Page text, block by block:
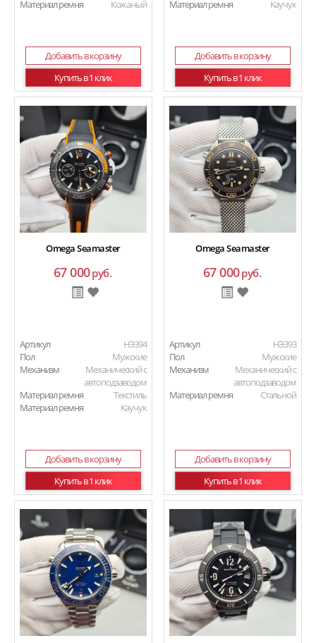
Материал ремня
Кожаный
Добавить в корзину
Купить в 1 клик
Материал ремня
Каучук
Добавить в корзину
Купить в 1 клик
Omega Seamaster
67 000руб.
Артикул
HЭ394
Пол
Мужские
Механизм
Механический с
автоподзаводом
Материал ремня
Текстиль
Материал ремня
Каучук
Добавить в корзину
Купить в 1 клик
Omega Seamaster
67 000руб.
Артикул
HЭ393
Пол
Мужские
Механизм
Механический с
автоподзаводом
Материал ремня
Стальной
Добавить в корзину
Купить в 1 клик